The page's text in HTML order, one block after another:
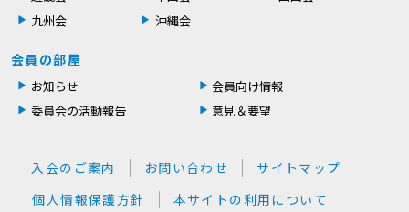
九州会
沖縄会
会員の部屋
お知らせ
会員向け情報
委員会の活動報告
意見＆要望
入会のご案内 お問い合わせ
サイトマップ
個人情報保護方針
本サイトの利用について